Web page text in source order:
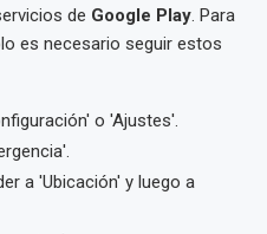
de Google Play. Para
es necesario seguir estos
o 'Ajustes'.
a 'Ubicación' y luego a